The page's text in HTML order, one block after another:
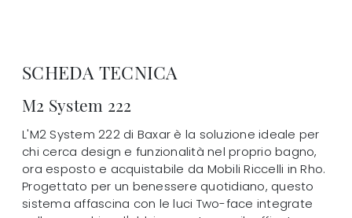
SCHEDA TECNICA
M2 System 222
L'M2 System 222 di Baxar è la soluzione ideale per
chi cerca design e funzionalità nel proprio bagno,
ora esposto e acquistabile da Mobili Riccelli in Rho.
Progettato per un benessere quotidiano, questo
sistema affascina con le luci Two-face integrate